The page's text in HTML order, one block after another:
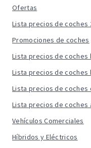
Ofertas
Lista precios de coches
Promociones de coches
Lista precios de coches
Lista precios de coches
Lista precios de coches
Lista precios de coches
Vehículos Comerciales
Híbridos y Eléctricos